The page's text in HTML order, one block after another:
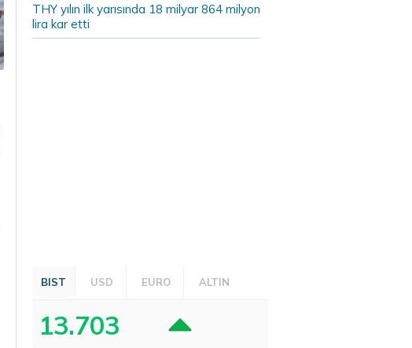
THY yılın ilk yarısında 18 milyar 864 milyon
lira kar etti
BIST USD EURO ALTIN
13.703